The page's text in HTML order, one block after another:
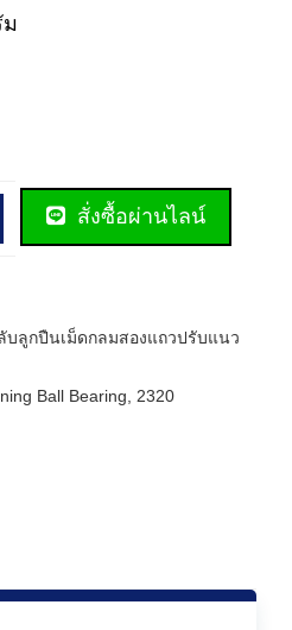
ม
สั่งซื้อผ่านไลน์
บลูกปืนเม็ดกลมสองแถวปรับแนว
Ball Bearing 2320